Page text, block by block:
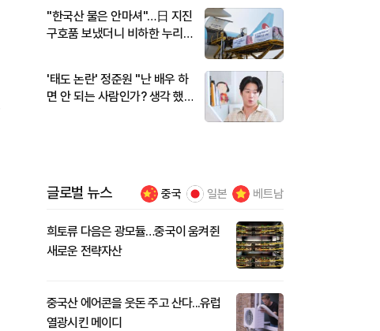
"한국산 물은 안마셔"…日 지진
구호품 보냈더니 비하한 누리
'태도 논란' 정준원 "난 배우 하
면 안 되는 사람인가? 생각 했
글로벌 뉴스 중국 일본 베트남
희토류 다음은 광모듈…중국이 움켜쥔
새로운 전략자산
중국산 에어콘을 웃돈 주고 산다...유럽
열광시킨 메이디